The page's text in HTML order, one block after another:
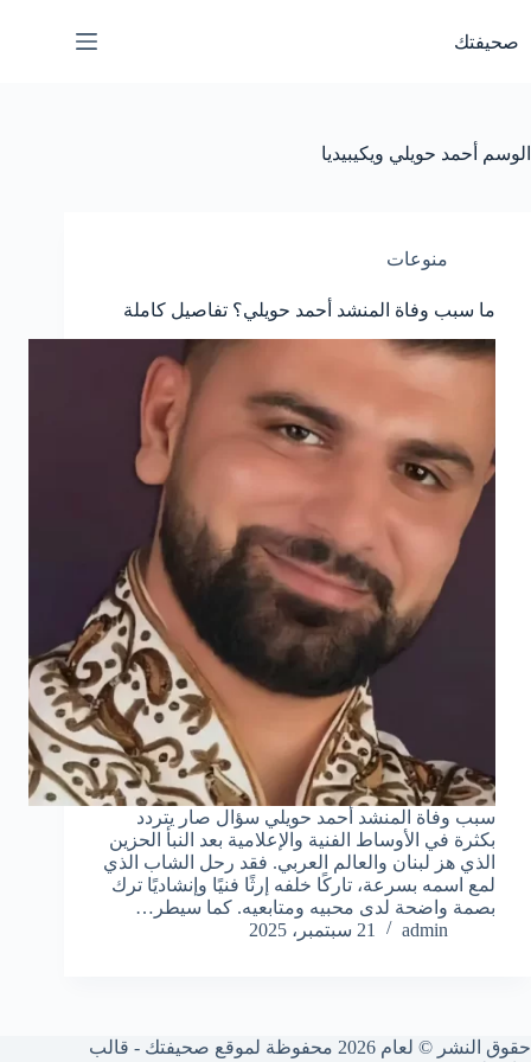
المحتوى
صحيفتك
الوسم أحمد حويلي ويكيبيديا
منوعات
ما سبب وفاة المنشد أحمد حويلي؟ تفاصيل كاملة
سبب وفاة المنشد أحمد حويلي سؤال صار يتردد
بكثرة في الأوساط الفنية والإعلامية بعد النبأ الحزين
الذي هز لبنان والعالم العربي. فقد رحل الشاب الذي
لمع اسمه بسرعة، تاركًا خلفه إرثًا فنيًا وإنشاديًا ترك
بصمة واضحة لدى محبيه ومتابعيه. كما سيطر…
admin
21 سبتمبر، 2025
حقوق النشر © لعام 2026 محفوظة لموقع صحيفتك - قالب